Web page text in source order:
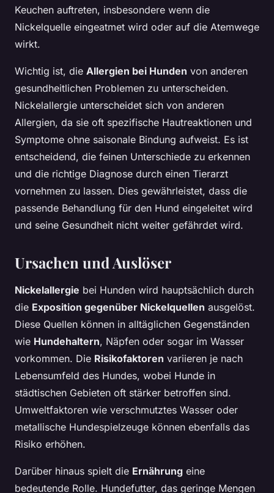
Keuchen auftreten, insbesondere wenn die
Nickelquelle eingeatmet wird oder auf die Atemwege
wirkt.
Wichtig ist, die Allergien bei Hunden von anderen
gesundheitlichen Problemen zu unterscheiden.
Nickelallergie unterscheidet sich von anderen
Allergien, da sie oft spezifische Hautreaktionen und
Symptome ohne saisonale Bindung aufweist. Es ist
entscheidend, die feinen Unterschiede zu erkennen
und die richtige Diagnose durch einen Tierarzt
vornehmen zu lassen. Dies gewährleistet, dass die
passende Behandlung für den Hund eingeleitet wird
und seine Gesundheit nicht weiter gefährdet wird.
Ursachen und Auslöser
Nickelallergie bei Hunden wird hauptsächlich durch
die Exposition gegenüber Nickelquellen ausgelöst.
Diese Quellen können in alltäglichen Gegenständen
wie Hundehaltern, Näpfen oder sogar im Wasser
vorkommen. Die Risikofaktoren variieren je nach
Lebensumfeld des Hundes, wobei Hunde in
städtischen Gebieten oft stärker betroffen sind.
Umweltfaktoren wie verschmutztes Wasser oder
metallische Hundespielzeuge können ebenfalls das
Risiko erhöhen.
Darüber hinaus spielt die Ernährung eine
bedeutende Rolle. Hundefutter, das geringe Mengen